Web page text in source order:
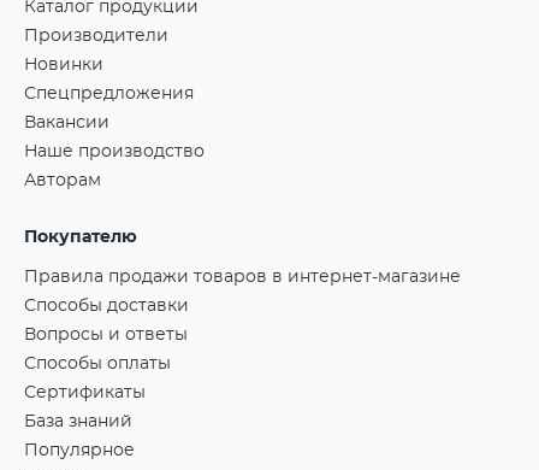
Каталог продукции
Производители
Новинки
Спецпредложения
Вакансии
Наше производство
Авторам
Покупателю
Правила продажи товаров в интернет-магазине
Способы доставки
Вопросы и ответы
Способы оплаты
Сертификаты
База знаний
Популярное